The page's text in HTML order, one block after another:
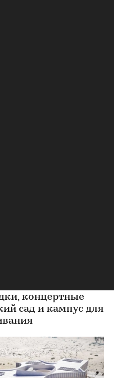
концертные
сад и кампус для